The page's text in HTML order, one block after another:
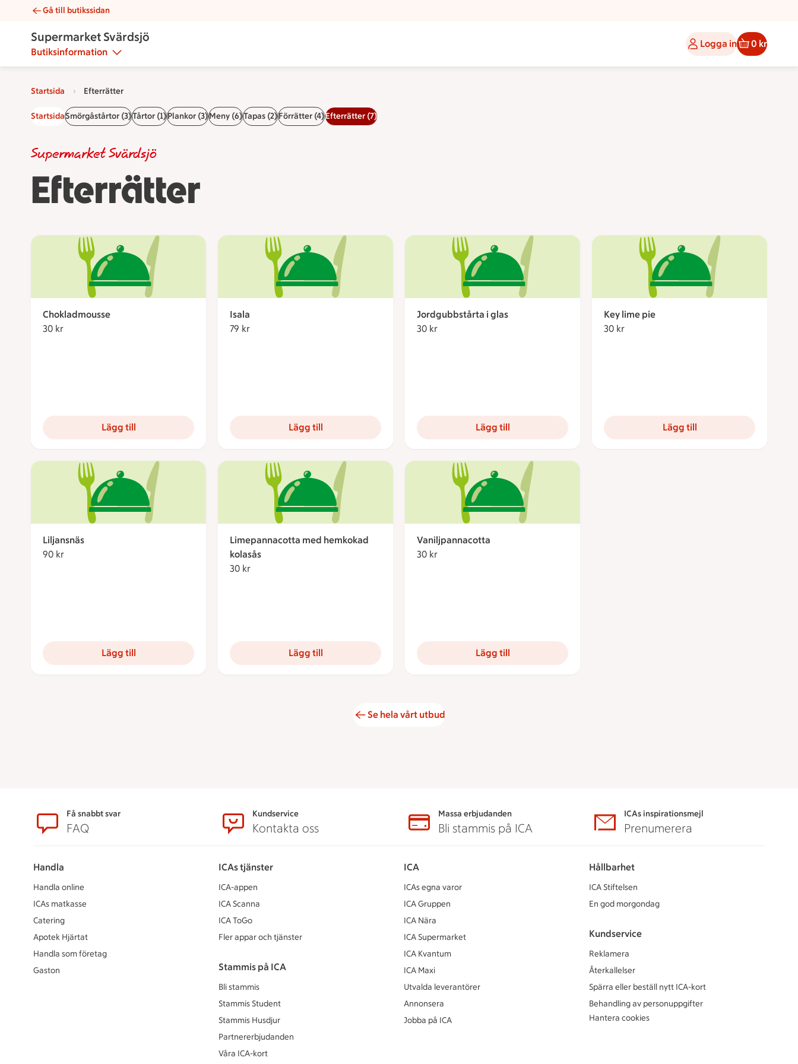
Efterrätter | Catering Supermarket Svärdsjö
Gå till butikssidan
Supermarket Svärdsjö
Butiksinformation
Logga in 0 kr
Startsida Efterrätter
StartsidaSmörgåstårtor (3)Tårtor (1)Plankor (3)Meny (6)Tapas (2)Förrätter (4)Efterrätter (7)
Efterrätter
Supermarket Svärdsjö
Chokladmousse
30 kr
Lägg till
Isala
79 kr
Lägg till
Jordgubbstårta i glas
30 kr
Lägg till
Key lime pie
30 kr
Lägg till
Liljansnäs
90 kr
Lägg till
Limepannacotta med hemkokad
kolasås
30 kr
Lägg till
Vaniljpannacotta
30 kr
Lägg till
Se hela vårt utbud
SidfotFå snabbt svar
FAQ
Kundservice
Kontakta oss
Massa erbjudanden
Bli stammis på ICA
ICAs inspirationsmejl
Prenumerera
Handla
Handla online
ICAs matkasse
Catering
Apotek Hjärtat
Handla som företag
Gaston
ICAs tjänster
ICA-appen
ICA Scanna
ICA ToGo
Fler appar och tjänster
Stammis på ICA
Bli stammis
Stammis Student
Stammis Husdjur
Partnererbjudanden
Våra ICA-kort
ICA
ICAs egna varor
ICA Gruppen
ICA Nära
ICA Supermarket
ICA Kvantum
ICA Maxi
Utvalda leverantörer
Annonsera
Jobba på ICA
Hållbarhet
ICA Stiftelsen
En god morgondag
Kundservice
Reklamera
Återkallelser
Spärra eller beställ nytt ICA-kort
Behandling av personuppgifter
Hantera cookies